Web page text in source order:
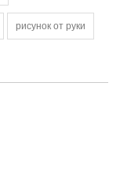
рисунок от руки